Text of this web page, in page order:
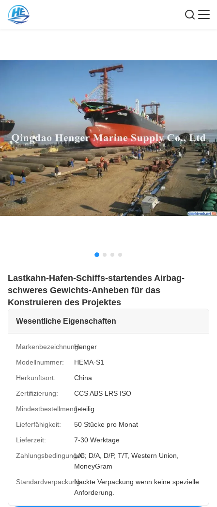
Lastkahn-Hafen-Schiffs-startendes Airbag-
schweres Gewichts-Anheben für das
Konstruieren des Projektes
Wesentliche Eigenschaften
Markenbezeichnung:Henger
Modellnummer:
HEMA-S1
Herkunftsort:
China
Zertifizierung:
CCS ABS LRS ISO
Mindestbestellmenge:1-teilig
Lieferfähigkeit:
50 Stücke pro Monat
Lieferzeit:
7-30 Werktage
Zahlungsbedingungen:L/C, D/A, D/P, T/T, Western Union,
MoneyGram
Standardverpackung:Nackte Verpackung wenn keine spezielle
Anforderung.